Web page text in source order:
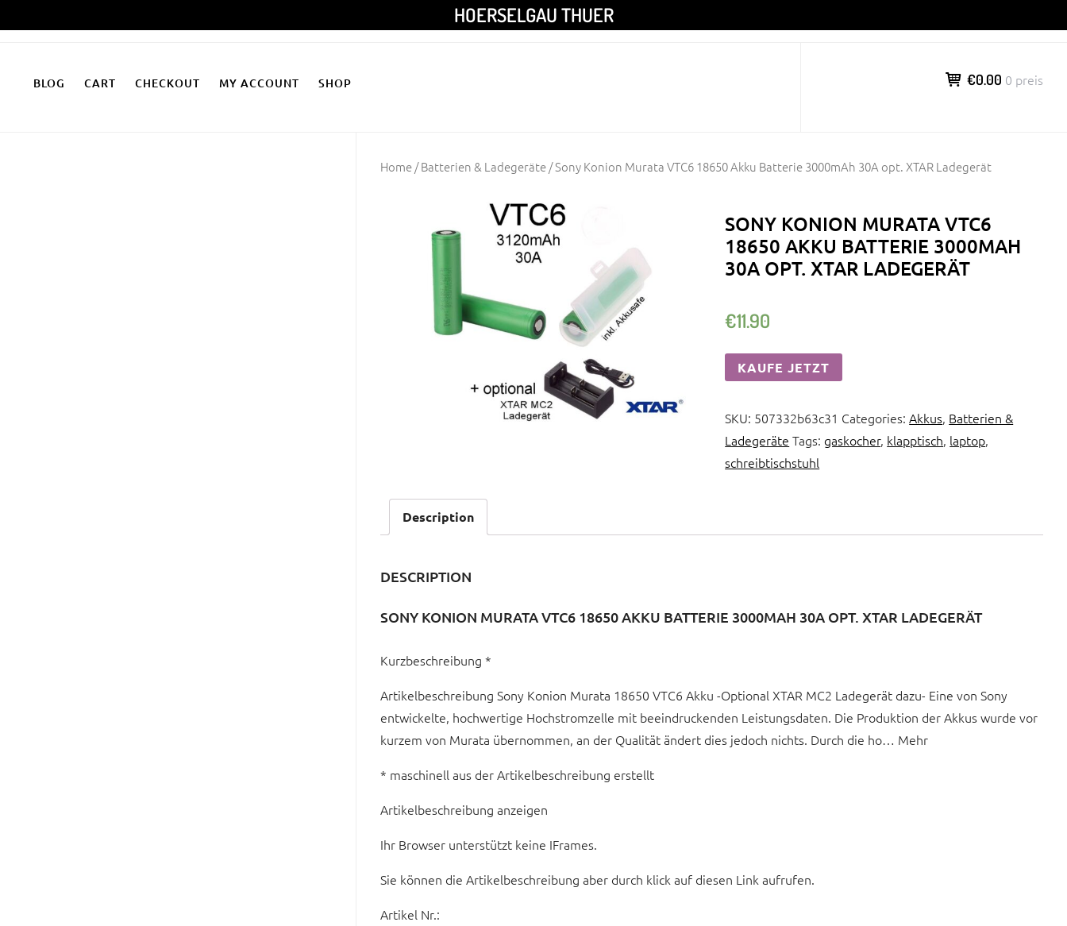
Inhalt
HOERSELGAU THUER
BLOG CART CHECKOUT MY ACCOUNT SHOP €0.00 0 preis
Home/Batterien & Ladegeräte/ Sony Konion Murata VTC6 18650 Akku Batterie 3000mAh 30A opt. XTAR Ladegerät
SONY KONION MURATA VTC6
18650 AKKU BATTERIE 3000MAH
30A OPT. XTAR LADEGERÄT
€11.90
KAUFE JETZT
SKU: 507332b63c31 Categories:Akkus, Batterien &
Ladegeräte Tags: gaskocher, klapptisch, laptop,
schreibtischstuhl
Description
DESCRIPTION
SONY KONION MURATA VTC6 18650 AKKU BATTERIE 3000MAH 30A OPT. XTAR LADEGERÄT
Kurzbeschreibung *
Artikelbeschreibung Sony Konion Murata 18650 VTC6 Akku -Optional XTAR MC2 Ladegerät dazu- Eine von Sony
entwickelte, hochwertige Hochstromzelle mit beeindruckenden Leistungsdaten. Die Produktion der Akkus wurde vor
kurzem von Murata übernommen, an der Qualität ändert dies jedoch nichts. Durch die ho… Mehr
* maschinell aus der Artikelbeschreibung erstellt
Artikelbeschreibung anzeigen
Ihr Browser unterstützt keine IFrames.
Sie können die Artikelbeschreibung aber durch klick auf diesen Link aufrufen.
Artikel Nr.: